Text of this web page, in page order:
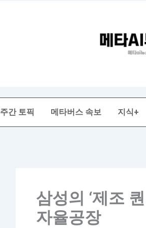
주간 토픽 메타버스 속보 지식+
삼성의 ‘제조
자율공장